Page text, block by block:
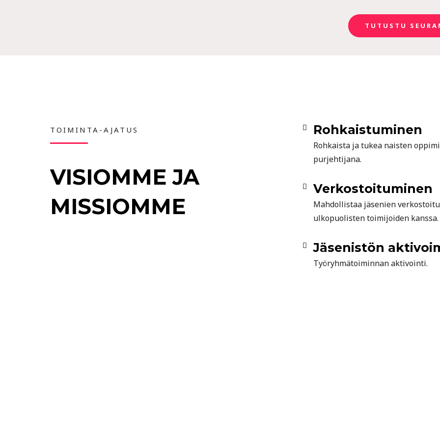
TUTUSTU
TOIMINTA-AJATUS
VISIOMME JA
MISSIOMME
Rohkaistuminen
Rohkaista ja tukea naisten
purjehtijana.
Verkostoituminen
Mahdollistaa jäsenien
ulkopuolisten toimijoiden kanssa.
Jäsenistön
Työryhmätoiminnan aktivointi.